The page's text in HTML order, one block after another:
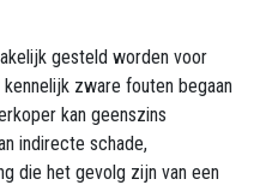
gesteld worden voor
zware fouten begaan
kan geenszins
indirecte schade,
die het gevolg zijn van een